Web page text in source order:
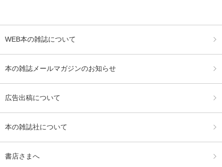
WEB本の雑誌について
本の雑誌メールマガジンのお知らせ
広告出稿について
本の雑誌社について
書店さまへ